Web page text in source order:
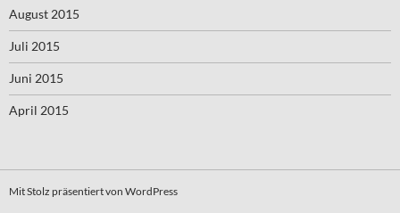
August 2015
Juli 2015
Juni 2015
April 2015
Mit Stolz präsentiert von WordPress